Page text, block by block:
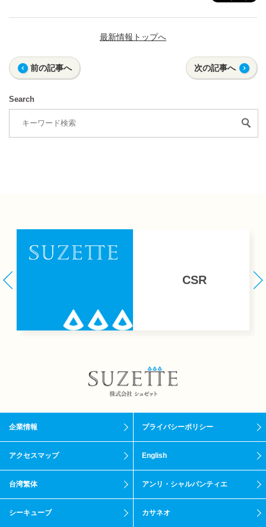
前の記事へ
最新情報トップへ
次の記事へ
Search
CSR
企業情報 プライバシーポリシー
アクセスマップ English
台湾繁体 アンリ・シャルパンティエ
シーキューブ カサネオ